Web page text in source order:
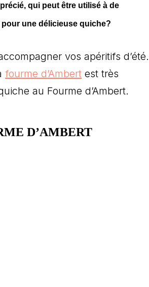
qui peut être utilisé à de
une délicieuse quiche?
vos apéritifs d’été.
fourme d’Ambert est très
au Fourme d’Ambert.
D’AMBERT